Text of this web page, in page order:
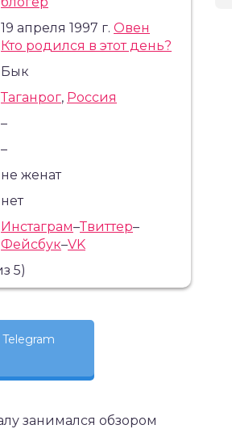
19 апреля 1997 г.Овен
Кто родился в этот день?
Бык
Таганрог, Россия
–
–
не женат
нет
Инстаграм–Твиттер–
Фейсбук–VK
5)
занимался обзором